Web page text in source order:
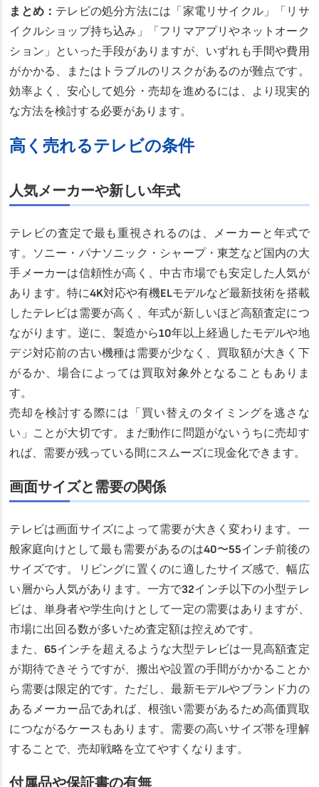
まとめ： テレビの処分方法には「家電リサイクル」「リサ
イクルショップ持ち込み」「フリマアプリやネットオーク
ション」といった手段がありますが、いずれも手間や費用
がかかる、またはトラブルのリスクがあるのが難点です。
効率よく、安心して処分・売却を進めるには、より現実的
な方法を検討する必要があります。
高く売れるテレビの条件
人気メーカーや新しい年式
テレビの査定で最も重視されるのは、メーカーと年式で
す。ソニー・パナソニック・シャープ・東芝など国内の大
手メーカーは信頼性が高く、中古市場でも安定した人気が
あります。特に4K対応や有機ELモデルなど最新技術を搭載
したテレビは需要が高く、年式が新しいほど高額査定につ
ながります。逆に、製造から10年以上経過したモデルや地
デジ対応前の古い機種は需要が少なく、買取額が大きく下
がるか、場合によっては買取対象外となることもありま
す。
売却を検討する際には「買い替えのタイミングを逃さな
い」ことが大切です。まだ動作に問題がないうちに売却す
れば、需要が残っている間にスムーズに現金化できます。
画面サイズと需要の関係
テレビは画面サイズによって需要が大きく変わります。一
般家庭向けとして最も需要があるのは40〜55インチ前後の
サイズです。リビングに置くのに適したサイズ感で、幅広
い層から人気があります。一方で32インチ以下の小型テレ
ビは、単身者や学生向けとして一定の需要はありますが、
市場に出回る数が多いため査定額は控えめです。
また、65インチを超えるような大型テレビは一見高額査定
が期待できそうですが、搬出や設置の手間がかかることか
ら需要は限定的です。ただし、最新モデルやブランド力の
あるメーカー品であれば、根強い需要があるため高価買取
につながるケースもあります。需要の高いサイズ帯を理解
することで、売却戦略を立てやすくなります。
付属品や保証書の有無